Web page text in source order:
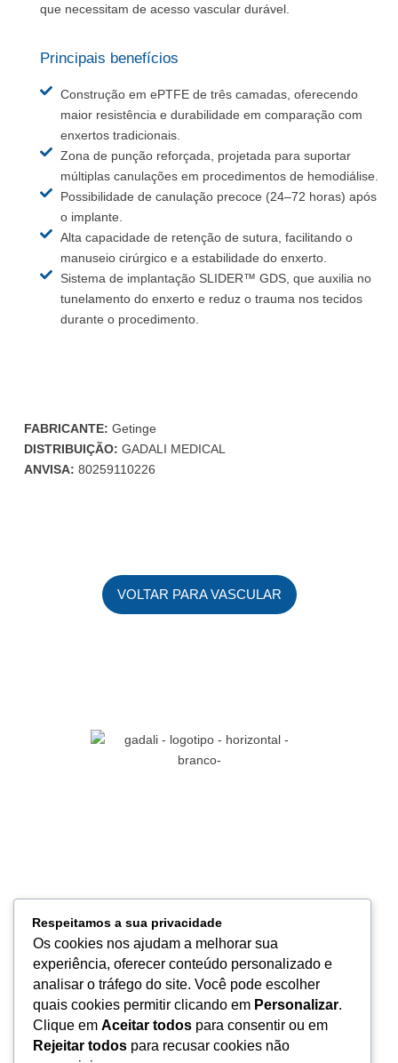
que necessitam de acesso vascular durável.
Principais benefícios
Construção em ePTFE de três camadas, oferecendo
maior resistência e durabilidade em comparação com
enxertos tradicionais.
Zona de punção reforçada, projetada para suportar
múltiplas canulações em procedimentos de hemodiálise.
Possibilidade de canulação precoce (24–72 horas) após
o implante.
Alta capacidade de retenção de sutura, facilitando o
manuseio cirúrgico e a estabilidade do enxerto.
Sistema de implantação SLIDER™ GDS, que auxilia no
tunelamento do enxerto e reduz o trauma nos tecidos
durante o procedimento.
FABRICANTE: Getinge
DISTRIBUIÇÃO: GADALI MEDICAL
ANVISA: 80259110226
VOLTAR PARA VASCULAR
CONTATO
Respeitamos a sua privacidade
Os cookies nos ajudam a melhorar sua
experiência, oferecer conteúdo personalizado e
analisar o tráfego do site. Você pode escolher
quais cookies permitir clicando em Personalizar.
Clique em Aceitar todos para consentir ou em
Rejeitar todos para recusar cookies não